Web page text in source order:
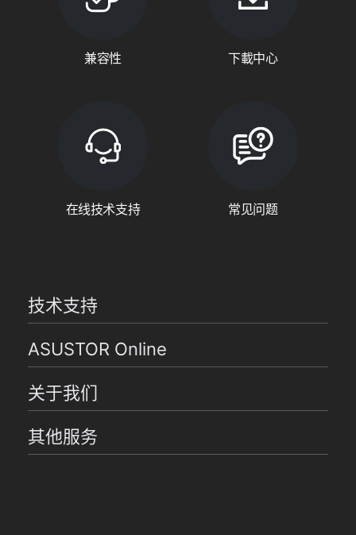
兼容性 下載中心
在线技术支持 常见问题
技术支持
ASUSTOR Online
关于我们
其他服务